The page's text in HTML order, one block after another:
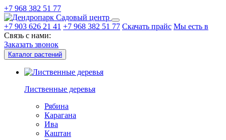
+7 968 382 51 77
Садовый центр
+7 903 626 21 41 +7 968 382 51 77 Скачать прайс Мы есть в
Связь с нами:
Заказать звонок
Каталог растений
Лиственные деревья
Рябина
Карагана
Ива
Каштан